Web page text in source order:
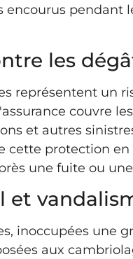
encourus pendant
les
représentent un
couvre
et autres
cette protection
une fuite ou
et
inoccupées une
aux